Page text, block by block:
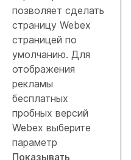
позволяет сделать
страницу Webex
страницей по
умолчанию. Для
отображения
рекламы
бесплатных
пробных версий
Webex выберите
параметр
Показывать